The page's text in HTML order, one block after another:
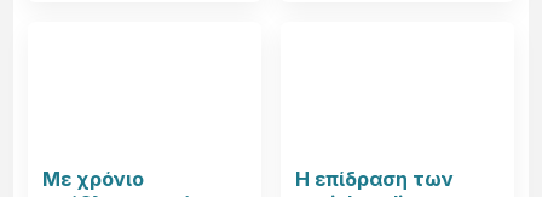
Με χρόνιο
Η επίδραση των